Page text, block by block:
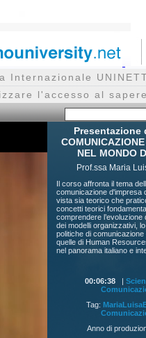
Internazionale
l'accesso al sapere
Presentazione
NEL MONDO
Prof.ssa Maria
Il corso affronta il tema
comunicazione d'impresa
vista sia teorico che
concetti teorici
comprendere l’evoluzione
dei modelli organizzativi,
politiche di comunicazione
quelle di Human
nel panorama italiano e
00:06:38 |
Tag:
Anno di